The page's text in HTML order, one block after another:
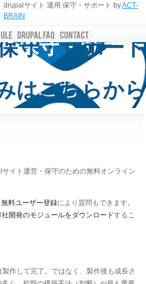
drupalサイト 運用 保守・サポート byACT-
BRAIN
保守・サポー
はこちらから
守・サポート
はこちらから
イト運営・保守のための無料オンライン
無料ユーザー登録により質問もできます。
社開発のモジュールをダウンロードするこ
作して完了。ではなく、製作後も成長さ